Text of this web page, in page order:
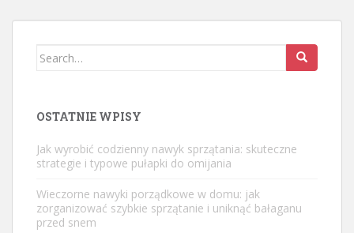
Search
OSTATNIE WPISY
Jak wyrobić codzienny nawyk sprzątania: skuteczne
strategie i typowe pułapki do omijania
Wieczorne nawyki porządkowe w domu: jak
zorganizować szybkie sprzątanie i uniknąć bałaganu
przed snem